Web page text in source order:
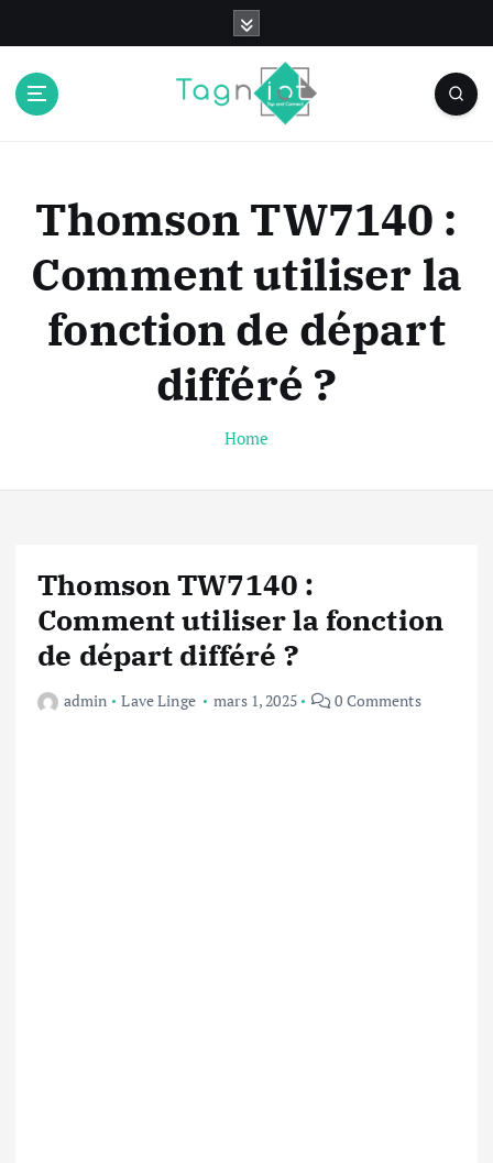
Thomson TW7140 :
Comment utiliser la
fonction de départ
différé ?
Home
Thomson TW7140 :
Comment utiliser la fonction
de départ différé ?
admin Lave Linge mars 1, 2025 0 Comments